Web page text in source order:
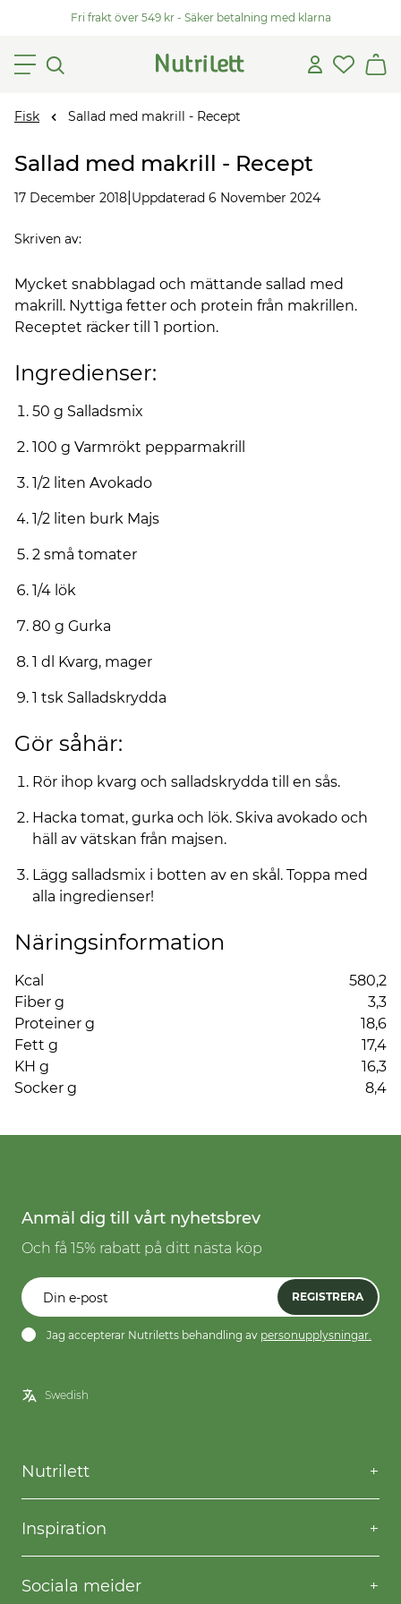
Fri frakt över 549 kr - Säker betalning med klarna
Fisk Sallad med makrill - Recept
Sallad med makrill - Recept
17 December 2018 Uppdaterad 6 November 2024
Skriven av:
Mycket snabblagad och mättande sallad med
makrill. Nyttiga fetter och protein från makrillen.
Receptet räcker till 1 portion.
Ingredienser:
50 g Salladsmix
100 g Varmrökt pepparmakrill
1/2 liten Avokado
1/2 liten burk Majs
2 små tomater
1/4 lök
80 g Gurka
1 dl Kvarg, mager
1 tsk Salladskrydda
Gör såhär:
Rör ihop kvarg och salladskrydda till en sås.
Hacka tomat, gurka och lök. Skiva avokado och
häll av vätskan från majsen.
Lägg salladsmix i botten av en skål. Toppa med
alla ingredienser!
Näringsinformation
Kcal
580,2
Fiber g
3,3
Proteiner g
18,6
Fett g
17,4
KH g
16,3
Socker g
8,4
Anmäl dig till vårt nyhetsbrev
Och få 15% rabatt på ditt nästa köp
REGISTRERA
Jag accepterar Nutriletts behandling av personupplysningar.
Nutrilett
Kontakta oss
Frågor & svar
Frakt & returer
Köpvillkor
Inspiration
Willpower
Recept
Sociala meider